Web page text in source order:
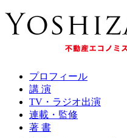
プロフィール
講 演
TV・ラジオ出演
連載・監修
著 書